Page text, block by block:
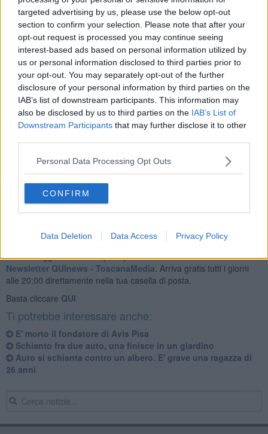
targeted advertising by us, please use the below opt-out
section to confirm your selection. Please note that after your
opt-out request is processed you may continue seeing
interest-based ads based on personal information utilized by
us or personal information disclosed to third parties prior to
your opt-out. You may separately opt-out of the further
disclosure of your personal information by third parties on the
IAB’s list of downstream participants. This information may
also be disclosed by us to third parties on the IAB’s List of
Downstream Participants that may further disclose it to other
Personal Data Processing Opt Outs
CONFIRM
Data Deletion Data Access Privacy Policy
MONTOPOLI V.NO —Drammatico incidente stradale lungo via
Vallelunga, all'angolo con via della Pescaia, dove ungiovane di 21
anni di Montopoliha perso il controllo della sua Ford Fiesta ed ha
urtato violentemente contro un albero. L'impatto è stato fatale.
Inutili i tentativi di rianimazione compiuti dal personale del 118 che
non ha potuto far altro che constatare il decesso del ragazzo. Sul
posto sono intervenuti anche i vigili del fuoco del distaccamento di
Castelfranco e la polizia locale per i rilievi.
Se vuoi leggere le notizie principali della Toscana iscriviti alla
Newsletter QUInews - ToscanaMedia. Arriva gratis tutti i giorni
alle 20:00 direttamente nella tua casella di posta.
Basta cliccare QUI
Ti potrebbe interessare anche:
E' morto il fondatore di Avis Pisa
Schianto fra due auto, una finisce in un giardino
Auto si schianta contro un albero. E' grave una ragazza di
26 anni